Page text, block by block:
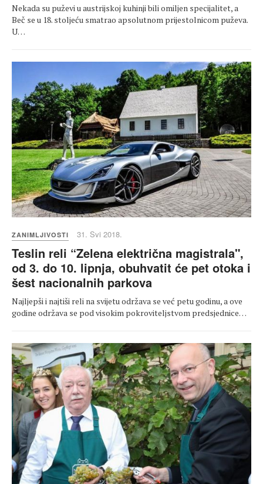
Nekada su puževi u austrijskoj kuhinji bili omiljen specijalitet, a
Beč se u 18. stoljeću smatrao apsolutnom prijestolnicom puževa.
U…
ZANIMLJIVOSTI 31. Svi 2018.
Teslin reli “Zelena električna magistrala",
od 3. do 10. lipnja, obuhvatit će pet otoka i
šest nacionalnih parkova
Najljepši i najtiši reli na svijetu održava se već petu godinu, a ove
godine održava se pod visokim pokroviteljstvom predsjednice…